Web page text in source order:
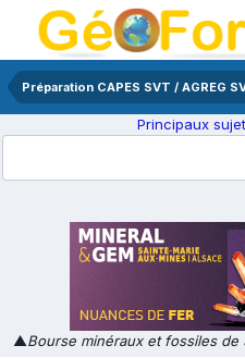
Préparation CAPES SVT / AGREG
Principaux
▲Bourse minéraux et fossiles de